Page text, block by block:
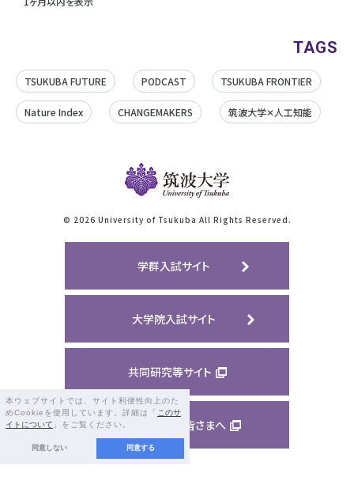
本ウェブサイトでは、サイト利便性向上のた
めCookieを使用しています。詳細は「 このサ
イトについて 」をご覧ください。
同意しない 同意する
TAGS
TSUKUBA FUTURE PODCAST TSUKUBA FRONTIER
Nature Index CHANGEMAKERS 筑波大学✕人工知能
© 2026 University of Tsukuba All Rights Reserved.
学群入試サイト
大学院入試サイト
共同研究等サイト
ご支援くださる皆さまへ